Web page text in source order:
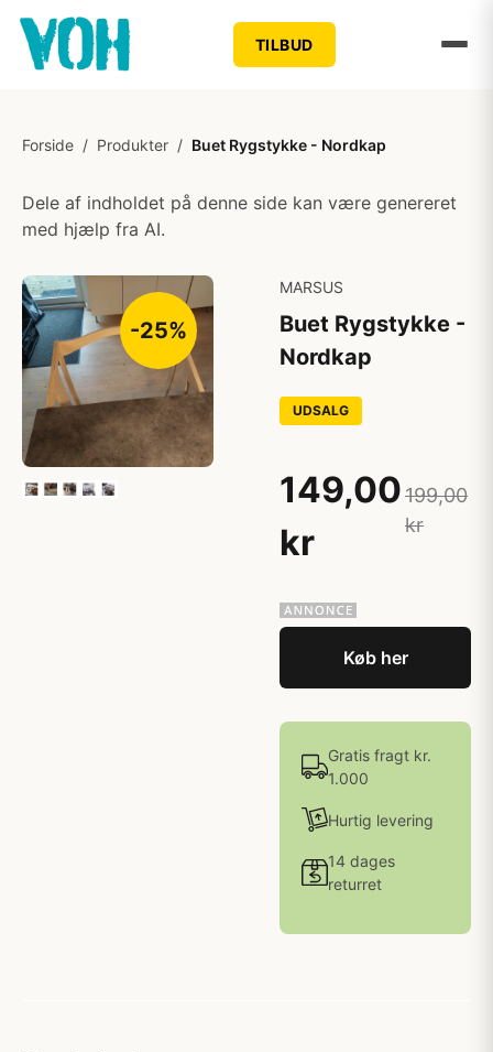
TILBUD
Forside / Produkter / Buet Rygstykke - Nordkap
Dele af indholdet på denne side kan være genereret
med hjælp fra AI.
-25%
MARSUS
Buet Rygstykke -
Nordkap
UDSALG
149,00
kr
199,00
kr
Køb her
Gratis fragt kr.
1.000
Hurtig levering
14 dages
returret